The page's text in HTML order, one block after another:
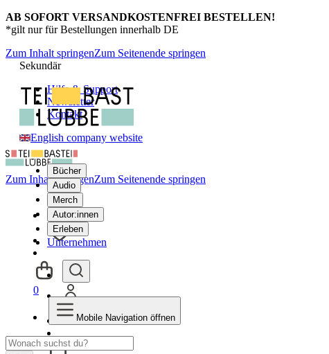
AB SOFORT VERSANDKOSTENFREI BESTELLEN!
*gilt nur für Bestellungen innerhalb DE
Zum Inhalt springenZum Seitenende springen
Sekundär
Hilfe & Support
Newsletter
Kontakt
English company website
Bücher
Audio
Merch
Autor:innen
Erleben
Unternehmen
Zum Inhalt springenZum Seitenende springen
0
Mobile Navigation öffnen